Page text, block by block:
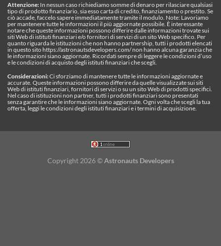
Attenzione: In nessun caso richiediamo somme di denaro per rilasciare qualsiasi
tipo di prodotto finanziario, sia esso carta di credito, finanziamento o prestito. Se
ciò accade, faccelo sapere immediatamente tramite il modulo. Note: Lavoriamo
per mantenere tutte le informazioni il più aggiornate possibile. È interessante
notare che queste informazioni possono differire dalle informazioni trovate sui
siti Web di istituti finanziari e/o fornitori di servizi di un sito Web specifico. Per
quanto riguarda le istituzioni che non hanno partnership, tutti i prodotti elencati
in questo sito https://astronautsdevelopers.com/ non hanno alcuna garanzia che
le informazioni siano aggiornate. Ricordati sempre di leggere le condizioni d’uso
e le condizioni di acquisto degli istituti finanziari che scegli.
Considerazioni:Ci sforziamo di mantenere tutte le informazioni aggiornate e
accurate. Queste informazioni possono differire da quelle visualizzate sui siti
Web di istituti finanziari, fornitori di servizi o su un sito Web di prodotti specifici.
Nel caso di istituzioni non partner, tutti i prodotti finanziari sono presentati
senza garantire che le informazioni siano aggiornate. Ogni volta che scegli la tua
offerta, leggi le condizioni degli istituti finanziari e i termini di acquisizione.
Copyright 2026 ©Astronauts Developers